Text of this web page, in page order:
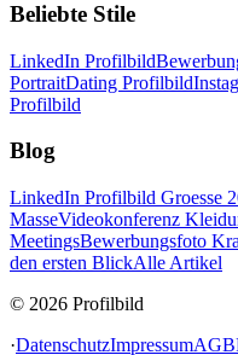
Beliebte Stile
LinkedIn Profilbild
PortraitDating Profilbild
Profilbild
Blog
LinkedIn Profilbild Groesse
MasseVideokonferenz
MeetingsBewerbungsfoto
den ersten BlickAlle Artikel
© 2026 Profilbild
·DatenschutzImpressumAGB